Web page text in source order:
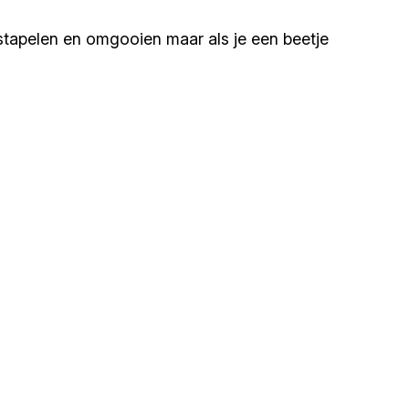
en omgooien maar als je een beetje